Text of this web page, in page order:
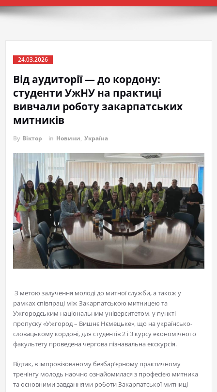
24.03.2026
Від аудиторії — до кордону:
студенти УжНУ на практиці
вивчали роботу закарпатських
митників
By Віктор in Новини, Україна
​ З метою залучення молоді до митної служби, а також у
рамках співпраці між Закарпатською митницею та
Ужгородським національним університетом, у пункті
пропуску «Ужгород – Вишнє Нємецьке», що на українсько-
словацькому кордоні, для студентів 2 і 3 курсу економічного
факультету проведена чергова пізнавальна екскурсія.
Відтак, в імпровізованому безбар’єрному практичному
тренінгу молодь наочно ознайомилася з професією митника
та основними завданнями роботи Закарпатської митниці